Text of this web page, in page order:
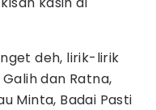
deh, lirik-lirik
dan Ratna,
Minta, Badai Pasti